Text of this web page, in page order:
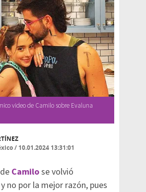
video de Camilo sobre Evaluna
/ 10.01.2024 13:31:01
Camilose volvió
no por la mejor razón, pues